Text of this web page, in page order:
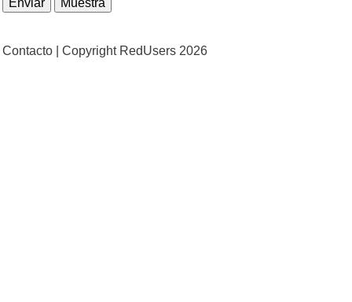
Contacto | Copyright RedUsers 2026